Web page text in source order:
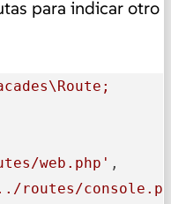
para indicar otro
web.php' ,
routes/